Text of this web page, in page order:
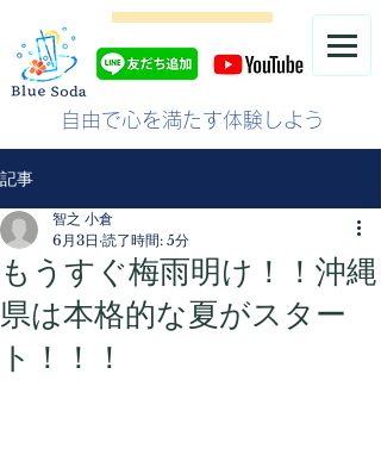
自由で心を満たす体験しよう
記事
もうすぐ梅雨明け！！沖縄
県は本格的な夏がスター
ト！！！
智之 小倉
6月3日 読了時間: 5分